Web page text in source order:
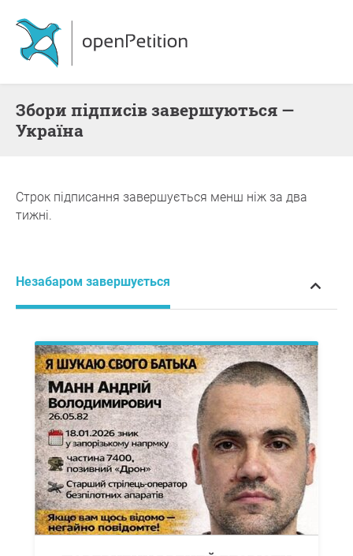
збори підписів завершуються —
Україна
Строк підписання завершується менш ніж за два
тижні.
Незабаром завершується